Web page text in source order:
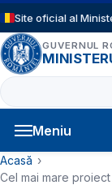
Sari la conținutul
Site oficial al
GUVERNUL
Caută
Meniu
Navigație
Cale de
Acasă
Cel mai mare